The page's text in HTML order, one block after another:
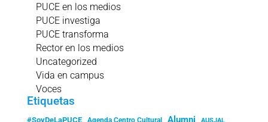
PUCE en los medios
PUCE investiga
PUCE transforma
Rector en los medios
Uncategorized
Vida en campus
Voces
Etiquetas
#SoyDeLaPUCE Agenda Centro Cultural Alumni
AUSJAL